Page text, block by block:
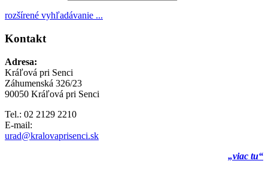
rozšírené vyhľadávanie ...
Kontakt
Adresa:
Kráľová pri Senci
Záhumenská 326/23
90050 Kráľová pri Senci
Tel.: 02 2129 2210
E-mail:
urad@kralovaprisenci.sk
„viac tu“